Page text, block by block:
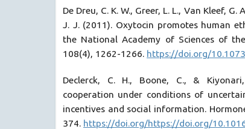
De Dreu, C. K. W., Greer, L. L., Van Kleef,
J. J. (2011). Oxytocin promotes human
the National Academy of Sciences of
108(4), 1262-1266. https://doi.org/
Declerck, C. H., Boone, C., &
cooperation under conditions of
incentives and social information.
374. https://doi.org/https://doi.org/